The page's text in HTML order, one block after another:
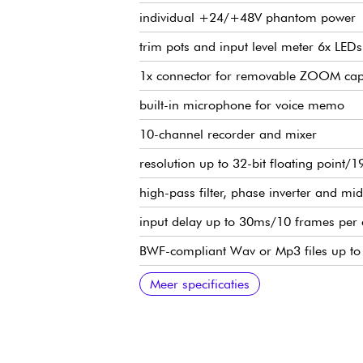
individual +24/+48V phantom power
trim pots and input level meter 6x
1x connector for removable ZOOM
built-in microphone for voice memo
10-channel recorder and mixer
resolution up to 32-bit floating point/
high-pass filter, phase inverter and
input delay up to 30ms/10 frames per
BWF-compliant Wav or Mp3 files up
time code (0.2 ppm accuracy),
2x TA-3 line output (+4dBu) and
6 cm colour LCD display with
two SDHC/SDXC card ports up to 1
three power sources: Hirose 4-pin
Zoom AutoMix
Full headphone monitoring (AFL/
bluethooth and free F8 control app for
8-in/4-out USB audio interface mode
Optional: FRC-8 mixing surface,
TA3 to XLR TXF-8 cables
supplied with AD-19 power adapter
dimensions: 178.2 mm (W) × 140.3
weight: 960 g (without batteries)
Meer specificaties